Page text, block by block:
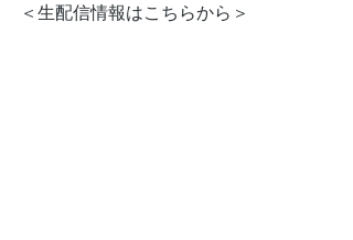
＜生配信情報はこちらから＞